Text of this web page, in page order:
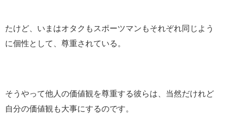
たけど、いまはオタクもスポーツマンもそれぞれ同じよう
に個性として、尊重されている。
そうやって他人の価値観を尊重する彼らは、当然だけれど
自分の価値観も大事にするのです。